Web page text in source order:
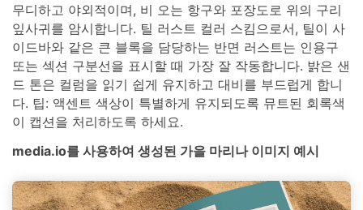
무디하고 야외적이며, 비 오는 항구와 포장도로 위의 구리
잎사귀를 암시합니다. 틸 러스트 컬러 스킴으로서, 틸이 사
이드바와 같은 큰 블록을 담당하는 반면 러스트는 인용구
또는 섹션 구분선을 표시할 때 가장 잘 작동합니다. 밝은 샌
드 톤은 컬럼을 읽기 쉽게 유지하고 대비를 부드럽게 합니
다. 팁: 액센트 색상이 특별하게 유지되도록 뮤트된 회록색
이 캡션을 처리하도록 하세요.
media.io를 사용하여 생성된 가을 마리나 이미지 예시